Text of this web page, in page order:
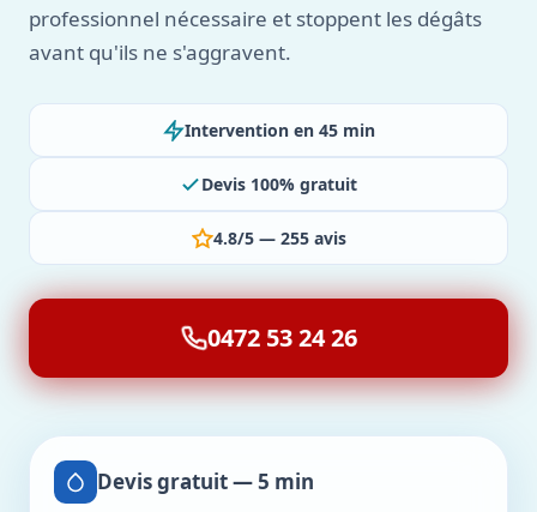
professionnel nécessaire et stoppent les dégâts
avant qu'ils ne s'aggravent.
Intervention en 45 min
Devis 100% gratuit
4.8/5 — 255 avis
0472 53 24 26
Devis gratuit — 5 min